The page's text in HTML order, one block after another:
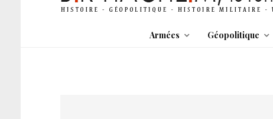
Armées Géopolitique